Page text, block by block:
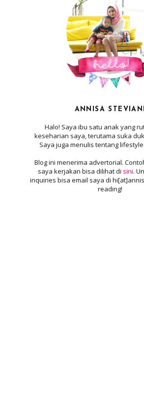
ANNISA STEVIANI
Halo! Saya ibu satu anak yang
keseharian saya, terutama suka
Saya juga menulis tentang
Blog ini menerima advertorial.
saya kerjakan bisa dilihat di sini.
inquiries bisa email saya di
reading!